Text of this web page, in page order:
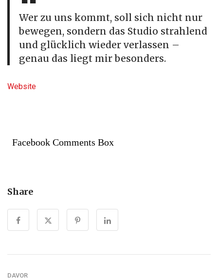
Wer zu uns kommt, soll sich nicht nur
bewegen, sondern das Studio strahlend
und glücklich wieder verlassen –
genau das liegt mir besonders.
Website
Facebook Comments Box
Share
DAVOR